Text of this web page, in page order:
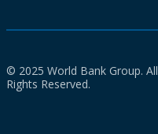
© 2025 World Bank Group. All
Rights Reserved.